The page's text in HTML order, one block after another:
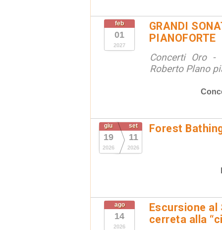
feb
01
2027
GRANDI
PIANOFORTE
Concerti Oro -
Roberto Plano
giu
19
2026
set
11
2026
Forest
ago
14
2026
Escursione al
cerreta alla